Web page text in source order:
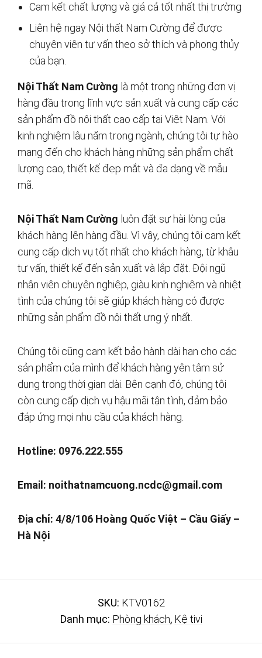
Cam kết chất lượng và giá cả tốt nhất thị trường
Liên hệ ngay Nội thất Nam Cường để được
chuyên viên tư vấn theo sở thích và phong thủy
của bạn.
Nội Thất Nam Cường là một trong những đơn vị
hàng đầu trong lĩnh vực sản xuất và cung cấp các
sản phẩm đồ nội thất cao cấp tại Việt Nam. Với
kinh nghiệm lâu năm trong ngành, chúng tôi tự hào
mang đến cho khách hàng những sản phẩm chất
lượng cao, thiết kế đẹp mắt và đa dạng về mẫu
mã.
Nội Thất Nam Cường luôn đặt sự hài lòng của
khách hàng lên hàng đầu. Vì vậy, chúng tôi cam kết
cung cấp dịch vụ tốt nhất cho khách hàng, từ khâu
tư vấn, thiết kế đến sản xuất và lắp đặt. Đội ngũ
nhân viên chuyên nghiệp, giàu kinh nghiệm và nhiệt
tình của chúng tôi sẽ giúp khách hàng có được
những sản phẩm đồ nội thất ưng ý nhất.
Chúng tôi cũng cam kết bảo hành dài hạn cho các
sản phẩm của mình để khách hàng yên tâm sử
dụng trong thời gian dài. Bên cạnh đó, chúng tôi
còn cung cấp dịch vụ hậu mãi tận tình, đảm bảo
đáp ứng mọi nhu cầu của khách hàng.
Hotline: 0976.222.555
Email: noithatnamcuong.ncdc@gmail.com
Địa chỉ: 4/8/106 Hoàng Quốc Việt – Cầu Giấy –
Hà Nội
SKU: KTV0162
Danh mục: Phòng khách, Kệ tivi